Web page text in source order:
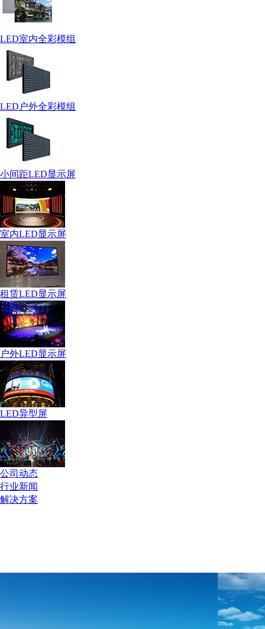
LED室内全彩模组
LED户外全彩模组
小间距LED显示屏
室内LED显示屏
租赁LED显示屏
户外LED显示屏
LED异型屏
公司动态
行业新闻
解决方案